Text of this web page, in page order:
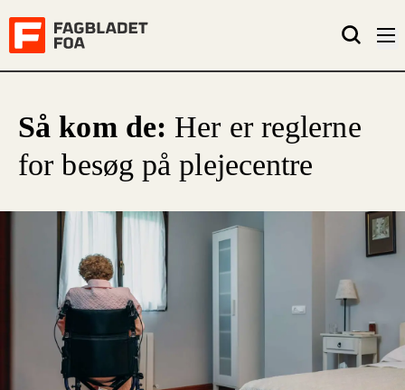
Så kom de: Her er reglerne
for besøg på plejecentre